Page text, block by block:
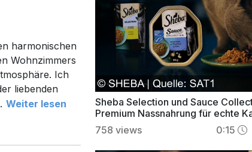
harmonischen
Wohnzimmers
Ich
liebenden
Weiter lesen
Sheba Selection und Sauce
Premium Nassnahrung für echte
Genussmomente
758 views 0:15